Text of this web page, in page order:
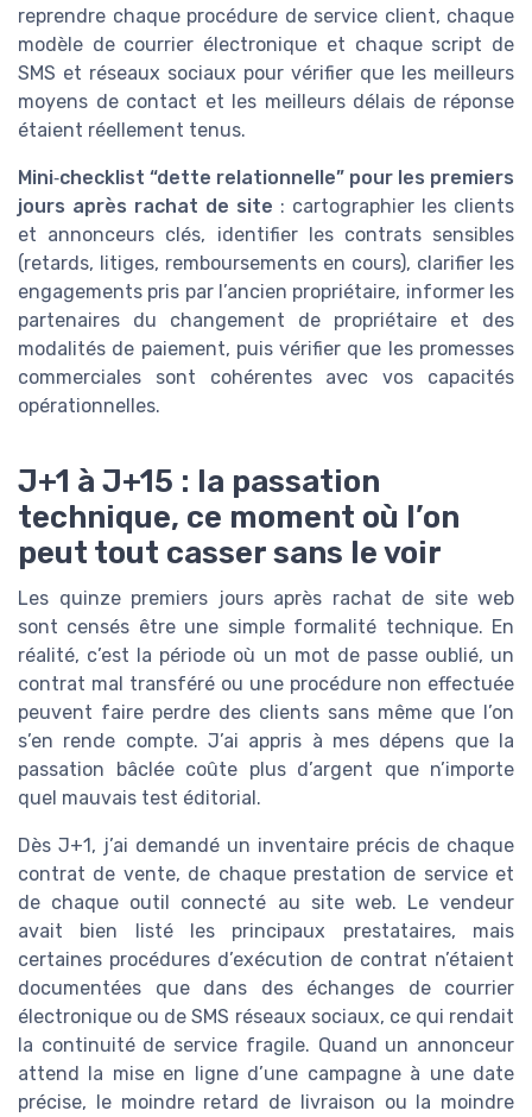
reprendre chaque procédure de service client, chaque
modèle de courrier électronique et chaque script de
SMS et réseaux sociaux pour vérifier que les meilleurs
moyens de contact et les meilleurs délais de réponse
étaient réellement tenus.
Mini‑checklist “dette relationnelle” pour les premiers
jours après rachat de site : cartographier les clients
et annonceurs clés, identifier les contrats sensibles
(retards, litiges, remboursements en cours), clarifier les
engagements pris par l’ancien propriétaire, informer les
partenaires du changement de propriétaire et des
modalités de paiement, puis vérifier que les promesses
commerciales sont cohérentes avec vos capacités
opérationnelles.
J+1 à J+15 : la passation
technique, ce moment où l’on
peut tout casser sans le voir
Les quinze premiers jours après rachat de site web
sont censés être une simple formalité technique. En
réalité, c’est la période où un mot de passe oublié, un
contrat mal transféré ou une procédure non effectuée
peuvent faire perdre des clients sans même que l’on
s’en rende compte. J’ai appris à mes dépens que la
passation bâclée coûte plus d’argent que n’importe
quel mauvais test éditorial.
Dès J+1, j’ai demandé un inventaire précis de chaque
contrat de vente, de chaque prestation de service et
de chaque outil connecté au site web. Le vendeur
avait bien listé les principaux prestataires, mais
certaines procédures d’exécution de contrat n’étaient
documentées que dans des échanges de courrier
électronique ou de SMS réseaux sociaux, ce qui rendait
la continuité de service fragile. Quand un annonceur
attend la mise en ligne d’une campagne à une date
précise, le moindre retard de livraison ou la moindre